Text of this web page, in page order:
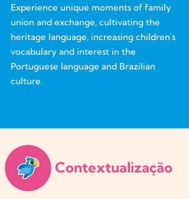
Experience unique moments of family
union and exchange, cultivating the
heritage language, increasing children's
vocabulary and interest in the
Portuguese language and Brazilian
culture.
Contextualização